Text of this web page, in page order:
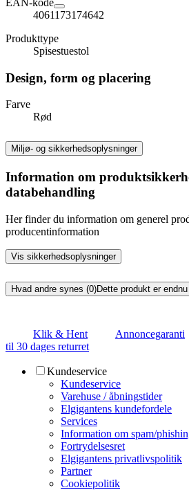
4061173174642
Produkttype
Spisestuestol
Design, form og placering
Farve
Rød
Miljø- og sikkerhedsoplysninger
Information om
databehandling
Her finder du information om generel
producentinformation
Vis sikkerhedsoplysninger
Hvad andre synes (0)Dette produkt er
Klik & Hent Annoncegaranti
til 30 dages returret
Kundeservice
Kundeservice
Varehuse / åbningstider
Elgigantens kundefordele
Services
Information om spam/
Fortrydelsesret
Elgigantens privatlivspolitik
Partner
Cookiepolitik